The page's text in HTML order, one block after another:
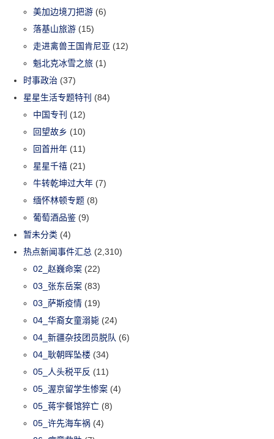
美加边境刀把游 (6)
落基山旅游 (15)
走进禽兽王国肯尼亚 (12)
魁北克冰雪之旅 (1)
时事政治 (37)
星星生活专题特刊 (84)
中国专刊 (12)
回望故乡 (10)
回首卅年 (11)
星星千禧 (21)
牛转乾坤过大年 (7)
缅怀林顿专题 (8)
葡萄酒品鉴 (9)
暂未分类 (4)
热点新闻事件汇总 (2,310)
02_赵巍命案 (22)
03_张东岳案 (83)
03_萨斯疫情 (19)
04_华裔女童溺毙 (24)
04_新疆杂技团员脱队 (6)
04_耿朝晖坠楼 (34)
05_人头税平反 (11)
05_渥京留学生惨案 (4)
05_蒋宇餐馆猝亡 (8)
05_许先海车祸 (4)